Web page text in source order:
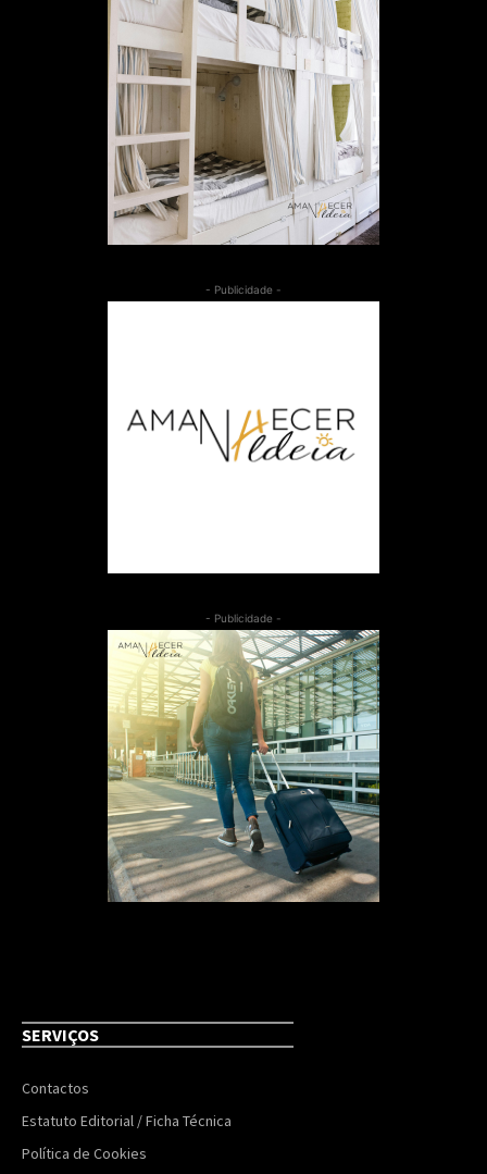
- Publicidade -
- Publicidade -
SERVIÇOS
Contactos
Estatuto Editorial / Ficha Técnica
Política de Cookies